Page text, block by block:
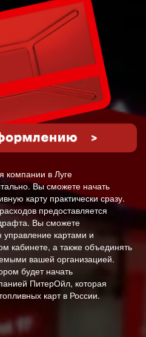
компании в Луге
Вы сможете начать
карту практически сразу.
предоставляется
Вы сможете
картами и
кабинете, а также объединять
вашей организацией.
будет начать
ПитерОйл, которая
карт в России.